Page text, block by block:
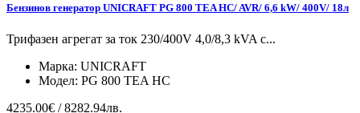
Бензинов генератор UNICRAFT PG 800 TEA HC/ AVR/ 6,6 kW/ 400V/ 18л
Трифазен агрегат за ток 230/400V 4,0/8,3 kVA с...
Марка: UNICRAFT
Модел: PG 800 TEA HC
4235.00€ / 8282.94лв.